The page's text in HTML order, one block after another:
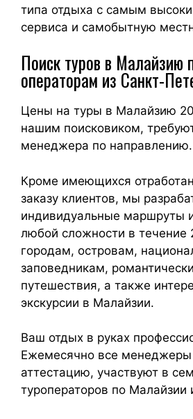
типа отдыха с самым
сервиса и самобытную
Поиск туров в Малайзию
операторам из Санкт-
Цены на туры в Малайзию
нашим поисковиком,
менеджера по направлению.
Кроме имеющихся
заказу клиентов, мы
индивидуальные маршруты
любой сложности в течение
городам, островам,
заповедникам,
путешествия, а также
экскурсии в Малайзии.
Ваш отдых в руках
Ежемесячно все менеджеры
аттестацию, участвуют в
туроператоров по Малайзии